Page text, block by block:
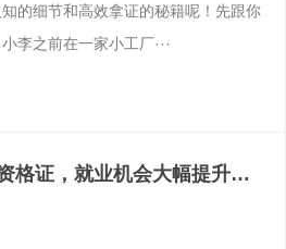
的细节和高效拿证的秘籍呢！先跟你
李之前在一家小工厂···
格证，就业机会大幅提升